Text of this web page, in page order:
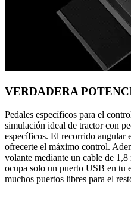
VERDADERA
Pedales específicos para el
simulación ideal de tractor con
específicos. El recorrido angular
ofrecerte el máximo control.
volante mediante un cable de
ocupa solo un puerto USB en tu
muchos puertos libres para el